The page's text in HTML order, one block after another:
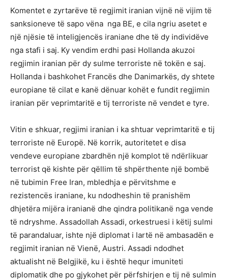
Komentet e zyrtarëve të regjimit iranian vijnë në vijim të
sanksioneve të sapo vëna nga BE, e cila ngriu asetet e
një njësie të inteligjencës iraniane dhe të dy individëve
nga stafi i saj. Ky vendim erdhi pasi Hollanda akuzoi
regjimin iranian për dy sulme terroriste në tokën e saj.
Hollanda i bashkohet Francës dhe Danimarkës, dy shtete
europiane të cilat e kanë dënuar kohët e fundit regjimin
iranian për veprimtaritë e tij terroriste në vendet e tyre.
Vitin e shkuar, regjimi iranian i ka shtuar veprimtaritë e tij
terroriste në Europë. Në korrik, autoritetet e disa
vendeve europiane zbardhën një komplot të ndërlikuar
terrorist që kishte për qëllim të shpërthente një bombë
në tubimin Free Iran, mbledhja e përvitshme e
rezistencës iraniane, ku ndodheshin të pranishëm
dhjetëra mijëra iranianë dhe qindra politikanë nga vende
të ndryshme. Assadollah Assadi, orkestruesi i këtij sulmi
të parandaluar, ishte një diplomat i lartë në ambasadën e
regjimit iranian në Vienë, Austri. Assadi ndodhet
aktualisht në Belgjikë, ku i është hequr imuniteti
diplomatik dhe po gjykohet për përfshirjen e tij në sulmin